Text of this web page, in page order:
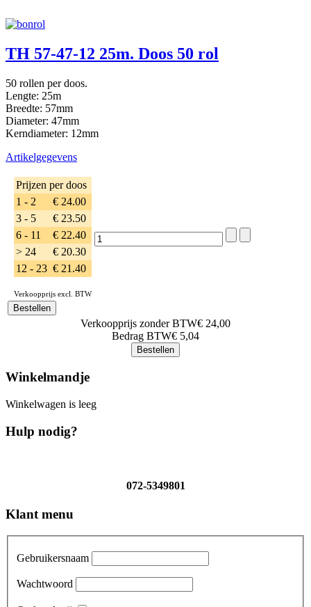
TH 57-47-12 25m. Doos 50 rol
50 rollen per doos.
Lengte: 25m
Breedte: 57mm
Diameter: 47mm
Kerndiameter: 12mm
Artikelgegevens
Prijzen per doos
1 - 2
€ 24.00
3 - 5
€ 23.50
6 - 11
€ 22.40
> 24
€ 20.30
12 - 23 € 21.40
Verkoopprijs excl. BTW
Verkoopprijs zonder BTW€ 24,00
Bedrag BTW€ 5,04
Winkelmandje
Winkelwagen is leeg
Hulp nodig?
072-5349801
Klant menu
Gebruikersnaam
Wachtwoord